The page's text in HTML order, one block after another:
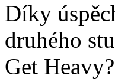
Díky
druhého
Get